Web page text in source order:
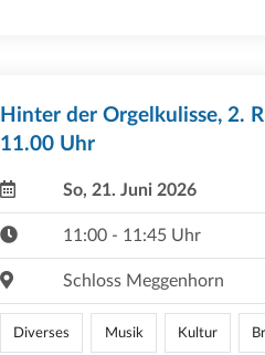
Hinter der Orgelkulisse, 2.
11.00 Uhr
So, 21. Juni 2026
11:00 - 11:45 Uhr
Schloss Meggenhorn
Diverses Musik Kultur